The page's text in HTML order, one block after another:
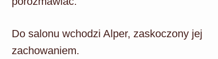
Do salonu wchodzi Alper, zaskoczony jej
zachowaniem.